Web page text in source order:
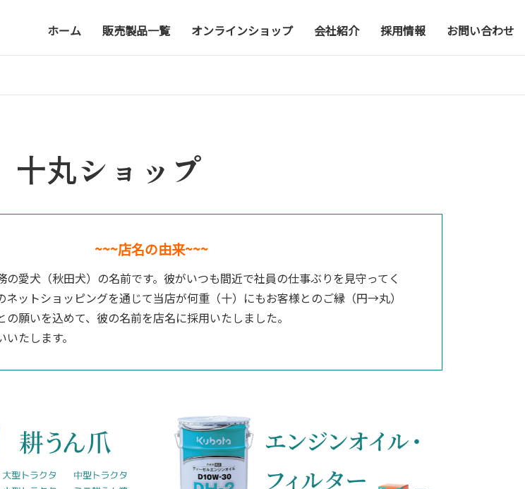
ホーム 販売製品一覧 オンラインショップ 会社紹介 採用情報 お問い合わせ
ョップ
~~~店名の由来~~~
の愛犬（秋田犬）の名前です。彼がいつも間近で社員の仕事ぶりを見守ってく
ネットショッピングを通じて当店が何重（十）にもお客様とのご縁（円→丸）
願いを込めて、彼の名前を店名に採用いたしました。
たします。